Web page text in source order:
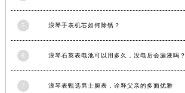
5 浪琴手表机芯如何除锈？
6 浪琴石英表电池可以用多久，没电后会漏液吗？
7 浪琴表甄选男士腕表，诠释父亲的多面优雅